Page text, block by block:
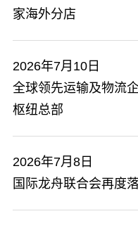
家海外分店
2026年7月10日
全球领先运输及物流
枢纽总部
2026年7月8日
国际龙舟联合会再度